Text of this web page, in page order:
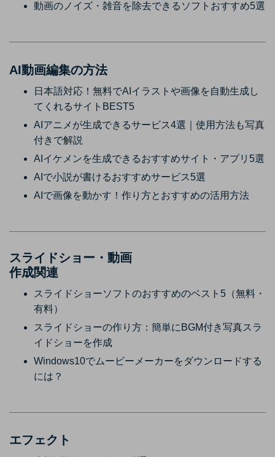
動画のノイズ・雑音を除去できるソフトおすすめ5選
AI動画編集の方法
日本語対応！無料でAIイラストや画像を自動生成し
てくれるサイトBEST5
AIアニメが生成できるサービス4選｜使用方法も写真
付きで解説
AIイケメンを生成できるおすすめサイト・アプリ5選
AIで小説が書けるおすすめサービス5選
AIで画像を動かす！作り方とおすすめの活用方法
スライドショー・動画
作成関連
スライドショーソフトのおすすめのベスト5（無料・
有料）
スライドショーの作り方：簡単にBGM付き写真スラ
イドショーを作成
Windows10でムービーメーカーをダウンロードする
には？
エフェクト